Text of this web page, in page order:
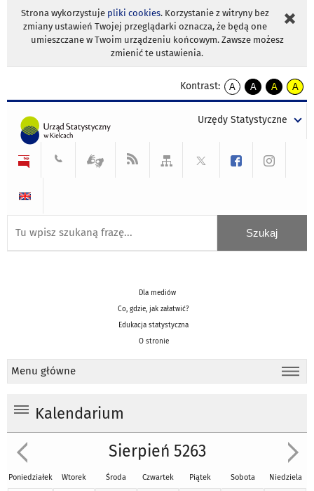
Strona wykorzystuje pliki cookies. Korzystanie z witryny bez
zmiany ustawień Twojej przeglądarki oznacza, że będą one
umieszczane w Twoim urządzeniu końcowym. Zawsze możesz
zmienić te ustawienia.
Kontrast:
A
kontrast
A
kontrast
tekst
czarnym
A
kontrast
tekst
czarnym
A
tekst
żółtym
Urzędy Statystyczne
Dla mediów
Co, gdzie, jak załatwić?
Edukacja statystyczna
O stronie
Menu główne
Kalendarium
Sierpień 5263
Poniedziałek Wtorek Środa Czwartek Piątek Sobota Niedziela